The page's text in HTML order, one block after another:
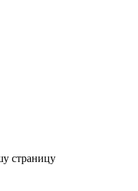
страницу